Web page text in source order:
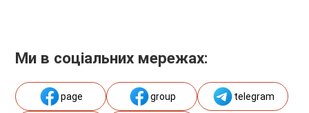
Ми в соціальних мережах:
page group telegram